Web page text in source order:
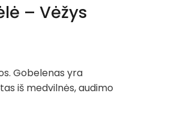
– Vėžys
Gobelenas yra
iš medvilnės, audimo